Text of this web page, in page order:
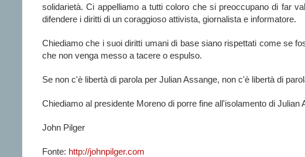
solidarietà. Ci appelliamo a tutti coloro che si preoccupano di far
difendere i diritti di un coraggioso attivista, giornalista e informatore.
Chiediamo che i suoi diritti umani di base siano rispettati come se
che non venga messo a tacere o espulso.
Se non c'è libertà di parola per Julian Assange, non c'è libertà di
Chiediamo al presidente Moreno di porre fine all'isolamento di Julian
John Pilger
Fonte: http://johnpilger.com